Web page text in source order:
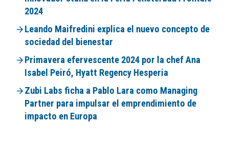
2024
Leando Maifredini explica el nuevo concepto de
sociedad del bienestar
Primavera efervescente 2024 por la chef Ana
Isabel Peiró, Hyatt Regency Hesperia
Zubi Labs ficha a Pablo Lara como Managing
Partner para impulsar el emprendimiento de
impacto en Europa